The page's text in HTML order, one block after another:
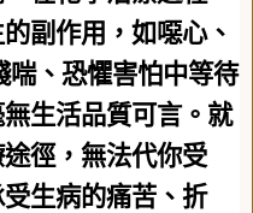
副作用，如噁心、
喘、恐懼害怕中等待
生活品質可言。就
徑，無法代你受
生病的痛苦、折